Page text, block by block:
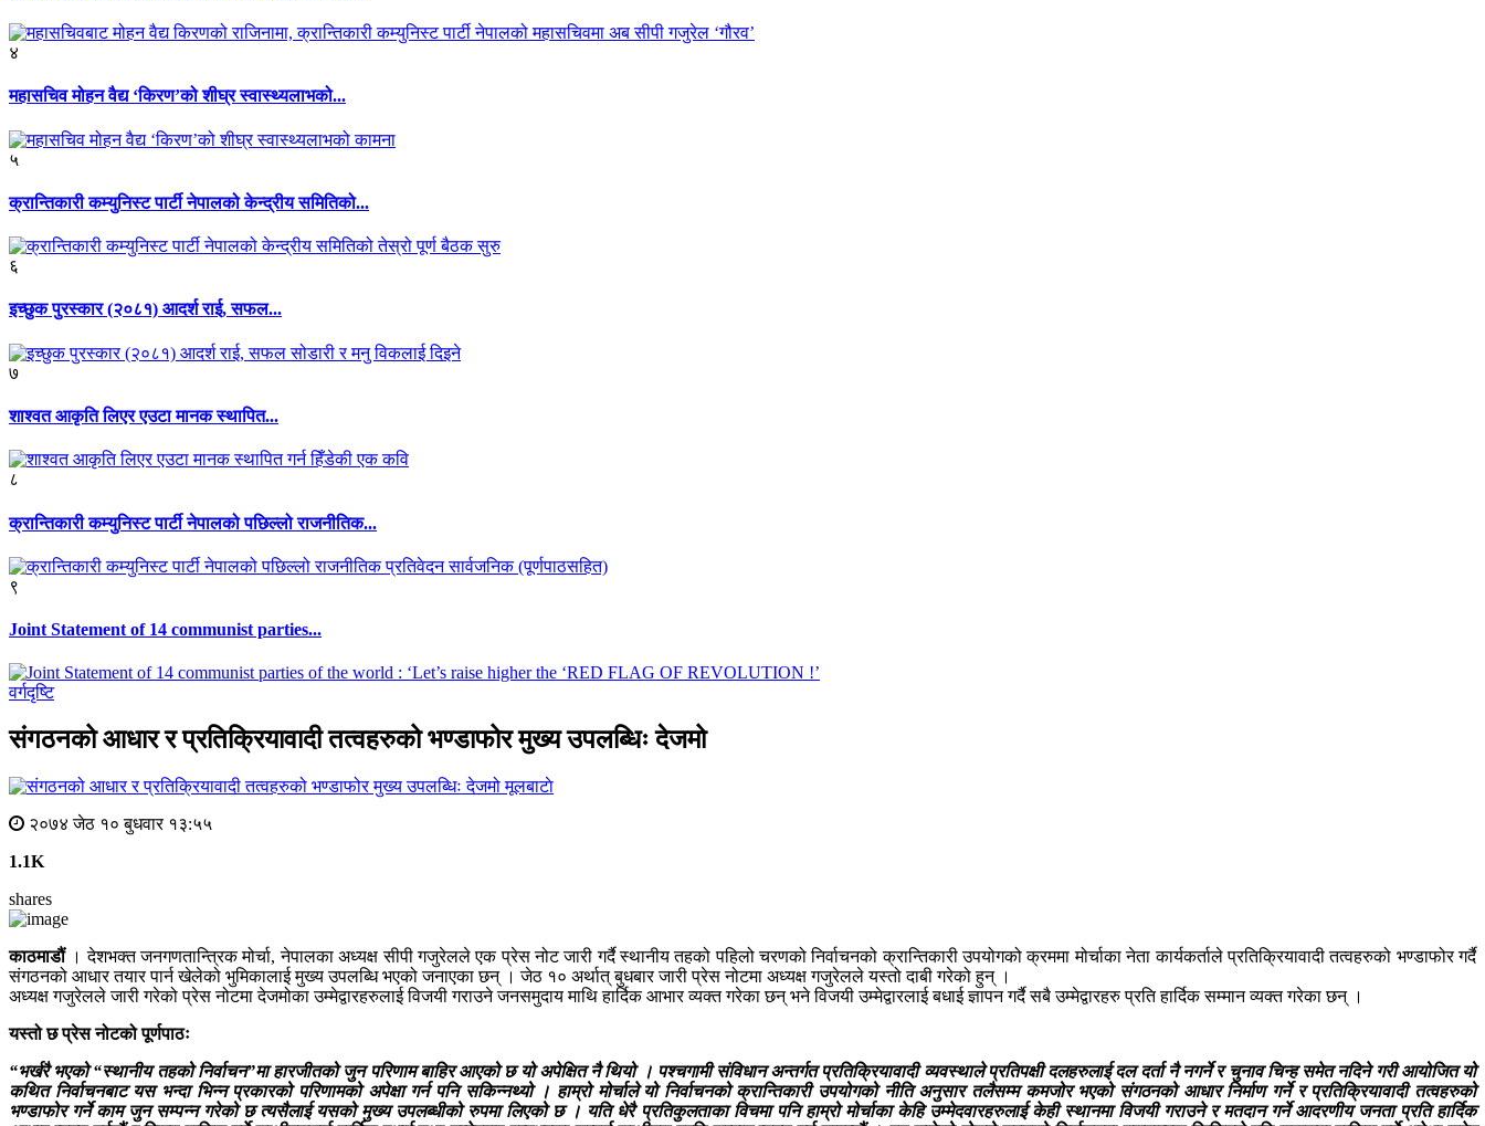
४
महासचिव मोहन वैद्य ‘किरण’को शीघ्र स्वास्थ्यलाभको...
५
क्रान्तिकारी कम्युनिस्ट पार्टी नेपालको केन्द्रीय समितिको...
६
इच्छुक पुरस्कार (२०८१) आदर्श राई, सफल...
७
शाश्वत आकृति लिएर एउटा मानक स्थापित...
८
क्रान्तिकारी कम्युनिस्ट पार्टी नेपालको पछिल्लो राजनीतिक...
९
Joint Statement of 14 communist parties...
वर्गदृष्टि
संगठनको आधार र प्रतिक्रियावादी तत्वहरुको भण्डाफोर मुख्य उपलब्धिः देजमो
मूलबाटाे
२०७४ जेठ १० बुधवार १३:५५
1.1K
shares
काठमाडौं। देशभक्त जनगणतान्त्रिक मोर्चा, नेपालका अध्यक्ष सीपी गजुरेलले एक प्रेस नोट जारी गर्दै स्थानीय तहको पहिलो चरणको निर्वाचनको क्रान्तिकारी उपयोगको क्रममा मोर्चाका नेता कार्यकर्ताले प्रतिक्रियावादी तत्वहरुको भण्डाफोर गर्दै
संगठनको आधार तयार पार्न खेलेको भुमिकालाई मुख्य उपलब्धि भएको जनाएका छन् । जेठ १० अर्थात् बुधबार जारी प्रेस नोटमा अध्यक्ष गजुरेलले यस्तो दाबी गरेको हुन् ।
अध्यक्ष गजुरेलले जारी गरेको प्रेस नोटमा देजमोका उम्मेद्वारहरुलाई विजयी गराउने जनसमुदाय माथि हार्दिक आभार व्यक्त गरेका छन् भने विजयी उम्मेद्वारलाई बधाई ज्ञापन गर्दै सबै उम्मेद्वारहरु प्रति हार्दिक सम्मान व्यक्त गरेका छन् ।
यस्तो छ प्रेस नोटको पूर्णपाठः
“भर्खरै भएको “स्थानीय तहको निर्वाचन”मा हारजीतको जुन परिणाम बाहिर आएको छ यो अपेक्षित नै थियो । पश्चगामी संविधान अन्तर्गत प्रतिक्रियावादी व्यवस्थाले प्रतिपक्षी दलहरुलाई दल दर्ता नै नगर्ने र चुनाव चिन्ह समेत नदिने गरी आयोजित यो
कथित निर्वाचनबाट यस भन्दा भिन्न प्रकारको परिणामको अपेक्षा गर्न पनि सकिन्नथ्यो । हाम्रो मोर्चाले यो निर्वाचनको क्रान्तिकारी उपयोगको नीति अनुसार तलैसम्म कमजोर भएको संगठनको आधार निर्माण गर्ने र प्रतिक्रियावादी तत्वहरुको
भण्डाफोर गर्ने काम जुन सम्पन्न गरेको छ त्यसैलाई यसको मुख्य उपलब्धीको रुपमा लिएको छ । यति धेरै प्रतिकुलताका विचमा पनि हाम्रो मोर्चाका केहि उम्मेदवारहरुलाई केही स्थानमा विजयी गराउने र मतदान गर्ने आदरणीय जनता प्रति हार्दिक